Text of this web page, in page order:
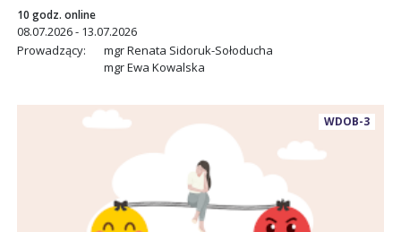
10 godz. online
08.07.2026 - 13.07.2026
Prowadzący:
mgr Renata Sidoruk-Sołoducha
mgr Ewa Kowalska
WDOB-3